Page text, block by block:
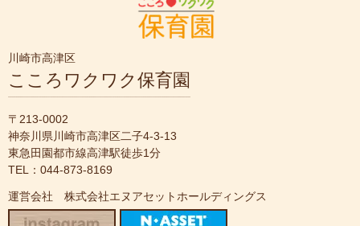
川崎市高津区
こころワクワク保育園
〒213-0002
神奈川県川崎市高津区二子4-3-13
東急田園都市線高津駅徒歩1分
TEL：044-873-8169
運営会社 株式会社エヌアセットホールディングス